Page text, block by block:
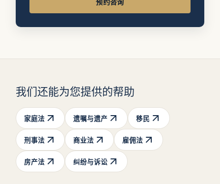
预约咨询
我们还能为您提供的帮助
家庭法 遗嘱与遗产 移民
刑事法 商业法 雇佣法
房产法 纠纷与诉讼